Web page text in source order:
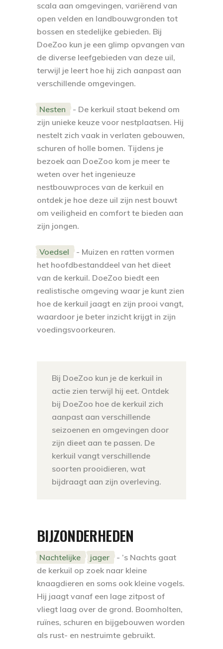
scala aan omgevingen, variërend van
open velden en landbouwgronden tot
bossen en stedelijke gebieden. Bij
DoeZoo kun je een glimp opvangen van
de diverse leefgebieden van deze uil,
terwijl je leert hoe hij zich aanpast aan
verschillende omgevingen.
Nesten - De kerkuil staat bekend om
zijn unieke keuze voor nestplaatsen. Hij
nestelt zich vaak in verlaten gebouwen,
schuren of holle bomen. Tijdens je
bezoek aan DoeZoo kom je meer te
weten over het ingenieuze
nestbouwproces van de kerkuil en
ontdek je hoe deze uil zijn nest bouwt
om veiligheid en comfort te bieden aan
zijn jongen.
Voedsel - Muizen en ratten vormen
het hoofdbestanddeel van het dieet
van de kerkuil. DoeZoo biedt een
realistische omgeving waar je kunt zien
hoe de kerkuil jaagt en zijn prooi vangt,
waardoor je beter inzicht krijgt in zijn
voedingsvoorkeuren.
Bij DoeZoo kun je de kerkuil in
actie zien terwijl hij eet. Ontdek
bij DoeZoo hoe de kerkuil zich
aanpast aan verschillende
seizoenen en omgevingen door
zijn dieet aan te passen. De
kerkuil vangt verschillende
soorten prooidieren, wat
bijdraagt aan zijn overleving.
BIJZONDERHEDEN
Nachtelijke jager - ’s Nachts gaat
de kerkuil op zoek naar kleine
knaagdieren en soms ook kleine vogels.
Hij jaagt vanaf een lage zitpost of
vliegt laag over de grond. Boomholten,
ruïnes, schuren en bijgebouwen worden
als rust- en nestruimte gebruikt.